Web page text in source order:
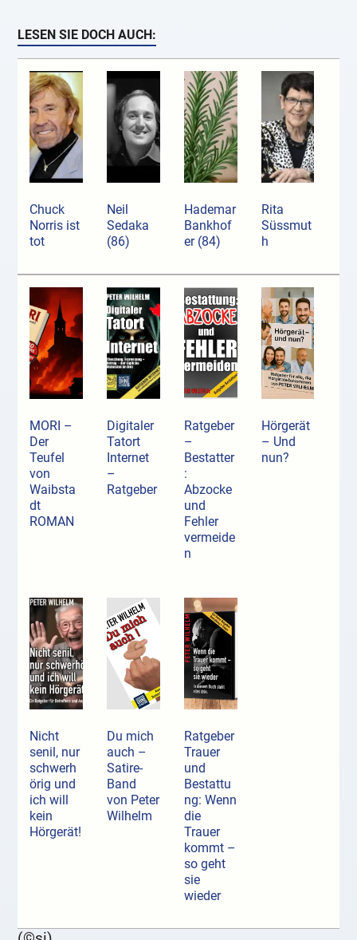
LESEN SIE DOCH AUCH:
Chuck
Norris ist
tot
Neil
Sedaka
(86)
Hademar
Bankhof
er (84)
Rita
Süssmut
h
MORI –
Der
Teufel
von
Waibsta
dt
ROMAN
Digitaler
Tatort
Internet
–
Ratgeber
Ratgeber
–
Bestatter
:
Abzocke
und
Fehler
vermeide
n
Hörgerät
– Und
nun?
Nicht
senil, nur
schwerh
örig und
ich will
kein
Hörgerät!
Du mich
auch –
Satire-
Band
von Peter
Wilhelm
Ratgeber
Trauer
und
Bestattu
ng: Wenn
die
Trauer
kommt –
so geht
sie
wieder